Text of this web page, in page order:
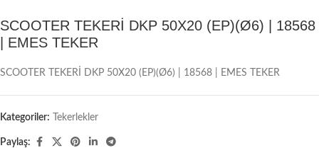
SCOOTER TEKERİ DKP 50X20 (EP)(Ø6) | 18568
| EMES TEKER
SCOOTER TEKERİ DKP 50X20 (EP)(Ø6) | 18568 | EMES TEKER
Kategoriler: Tekerlekler
Paylaş: